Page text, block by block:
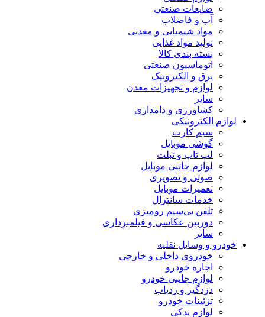
ضایعات صنعتی
آب و فاضلاب
مواد شیمیایی و معدنی
تولید مواد غذایی
بسته بندی کالا
اتوماسیون صنعتی
برق و الکترونیک
لوازم و تجهیزات معدن
سایر
کشاورزی و دامداری
لوازم الکترونیکی
سیم کارت
گوشی موبایل
لپ تاپ و تبلت
لوازم جانبی موبایل
صوتی و تصویری
تعمیرات موبایل
خدمات سانترال
تلفن بی‌سیم رومیزی
دوربین عکاسی و فیلمبرداری
سایر
خودرو و وسایل نقلیه
خودروی داخلی و خارجی
اجاره خودرو
لوازم جانبی خودرو
دزدگیر و ردیاب
تزئینات خودرو
لوازم یدکی